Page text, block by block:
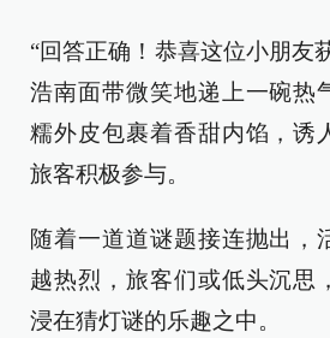
“回答正确！恭喜这位小朋友
浩南面带微笑地递上一碗热
糯外皮包裹着香甜内馅，诱
旅客积极参与。
随着一道道谜题接连抛出，
越热烈，旅客们或低头沉思
浸在猜灯谜的乐趣之中。